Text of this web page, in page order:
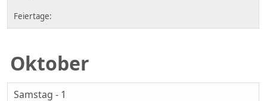
Oktober
Samstag - 1